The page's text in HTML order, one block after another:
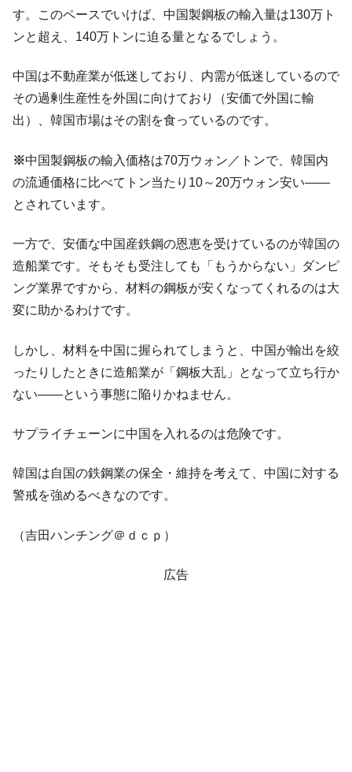
Fact1 今話題の「楽天ライオンズ」とは？
Fact1 奇跡の毛色「白毛馬」とは？
Fact1
全て勝つといくら？ 競馬GI競走で勝利騎手がもら
える賞金とは？
平成仮面ライダーの意外すぎるモチーフとは？
なスーパーリーグとは？
Fact1
日本人マスターズ挑戦の歴史。松山以前に最高位
だった選手とは？
ている意外な選手とは？
Fact1 セレクトセールの高額取引馬が稼いだ金額とは？
す。このペースでいけば、中国製鋼板の輸入量は130万ト
ンと超え、140万トンに迫る量となるでしょう。
中国は不動産業が低迷しており、内需が低迷しているので
その過剰生産性を外国に向けており（安価で外国に輸
出）、韓国市場はその割を食っているのです。
※中国製鋼板の輸入価格は70万ウォン／トンで、韓国内
の流通価格に比べてトン当たり10～20万ウォン安い――
とされています。
一方で、安価な中国産鉄鋼の恩恵を受けているのが韓国の
造船業です。そもそも受注しても「もうからない」ダンピ
ング業界ですから、材料の鋼板が安くなってくれるのは大
変に助かるわけです。
しかし、材料を中国に握られてしまうと、中国が輸出を絞
ったりしたときに造船業が「鋼板大乱」となって立ち行か
ない――という事態に陥りかねません。
サプライチェーンに中国を入れるのは危険です。
韓国は自国の鉄鋼業の保全・維持を考えて、中国に対する
警戒を強めるべきなのです。
（吉田ハンチング＠ｄｃｐ）
広告